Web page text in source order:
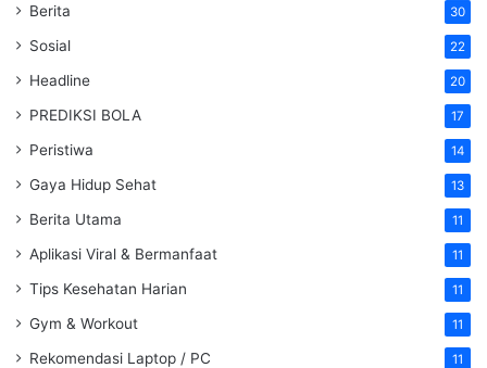
Berita 30
Sosial 22
Headline 20
PREDIKSI BOLA 17
Peristiwa 14
Gaya Hidup Sehat 13
Berita Utama 11
Aplikasi Viral & Bermanfaat 11
Tips Kesehatan Harian 11
Gym & Workout 11
Rekomendasi Laptop / PC 11